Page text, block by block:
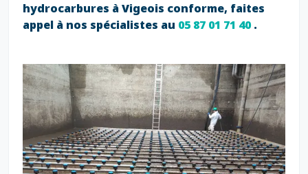
hydrocarbures à Vigeois conforme, faites
appel à nos spécialistes au 05 87 01 71 40.